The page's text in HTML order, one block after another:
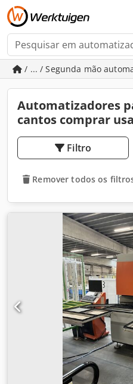
/ ... / Segunda mão
Automatizadores
cantos comprar
Filtro
Remover todos os